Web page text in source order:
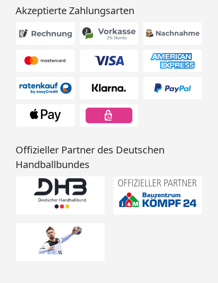
Akzeptierte Zahlungsarten
Offizieller Partner des Deutschen
Handballbundes